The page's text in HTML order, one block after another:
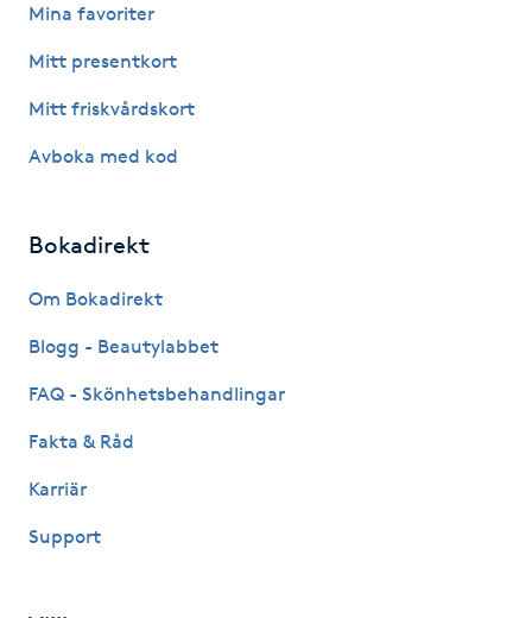
Hårborttagning
Hårbottenbehandling
Hårförlängning
Hårvård
Hälsa
Hälsprickor
Idrottsmassage
Mina favoriter
Mitt presentkort
Mitt friskvårdskort
Avboka med kod
Bokadirekt
Om Bokadirekt
Blogg - Beautylabbet
FAQ - Skönhetsbehandlingar
Fakta & Råd
Karriär
Support